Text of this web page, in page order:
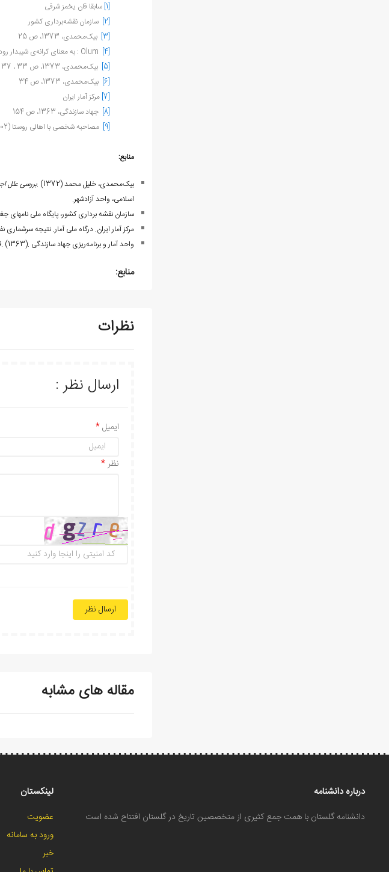
[1] سابقا قان یخمز شرقی
[2] سازمان نقشه‌برداری کشور
[3] بیک‌محمدی، 1373، ص 25
[4]
Olum : به معنای کرانه‌ی شیبدار
[5] بیک‌محمدی، 1373، ص 33 ، 37 و 169
[6] بیک‌محمدی، 1373، ص 34
[7]
مرکز آمار ایران
[8] جهاد سازندگی، 1363، ص 154
[9] مصاحبه شخصی با اهالی روستا (1402)
منابع:
بیک‌محمدی، خلیل محمد. (1372)بررسی علل
اسلامی، واحد آزادشهر.
سازمان نقشه برداری کشور، پایگاه ملی نام‏های
مرکز آمار ایران. درگاه ملی آمار. نتیجه
واحد آمار و برنامه‌ریزی جهاد سازندگی . (1363).
منابع:
نظرات
ارسال نظر :
ایمیل
نظر
ارسال نظر
مقاله های مشابه
درباره دانشنامه
دانشنامه گلستان با همت جمع کثیری از متخصصین تاریخ در گلستان افتتاح شده است
لینکستان
عضویت
ورود به سامانه
خبر